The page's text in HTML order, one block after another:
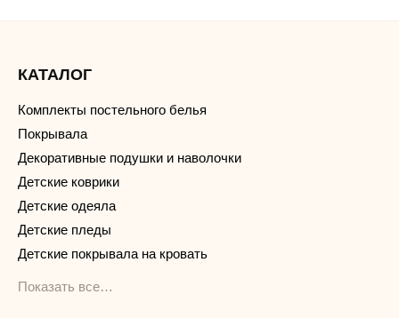
КАТАЛОГ
Комплекты постельного белья
Покрывала
Декоративные подушки и наволочки
Детские коврики
Детские одеяла
Детские пледы
Детские покрывала на кровать
Показать все…